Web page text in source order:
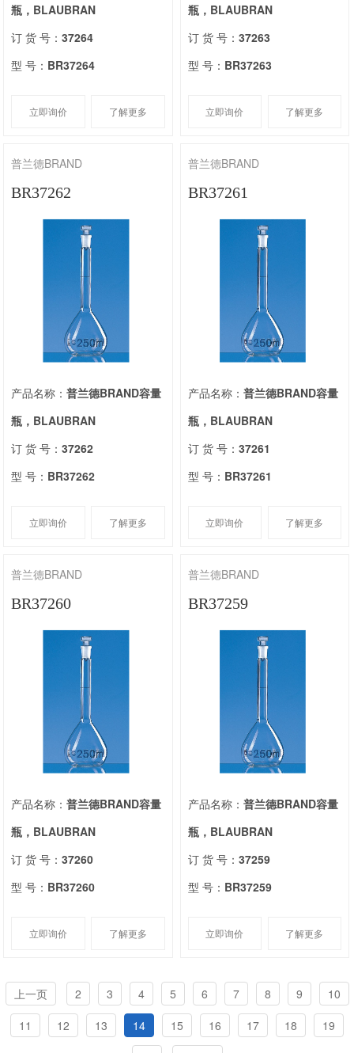
瓶，BLAUBRAN
订 货 号：37264
型 号： BR37264
立即询价 了解更多
瓶，BLAUBRAN
订 货 号： 37263
型 号： BR37263
立即询价 了解更多
普兰德BRAND
BR37262
产品名称：普兰德BRAND容量
瓶，BLAUBRAN
订 货 号：37262
型 号： BR37262
立即询价 了解更多
普兰德BRAND
BR37261
产品名称： 普兰德BRAND容量
瓶，BLAUBRAN
订 货 号： 37261
型 号： BR37261
立即询价 了解更多
普兰德BRAND
BR37260
产品名称：普兰德BRAND容量
瓶，BLAUBRAN
订 货 号：37260
型 号： BR37260
立即询价 了解更多
普兰德BRAND
BR37259
产品名称： 普兰德BRAND容量
瓶，BLAUBRAN
订 货 号： 37259
型 号： BR37259
立即询价 了解更多
上一页 2 3 4 5 6 7 8 9
10
11
12 13 14 15 16 17 18
19